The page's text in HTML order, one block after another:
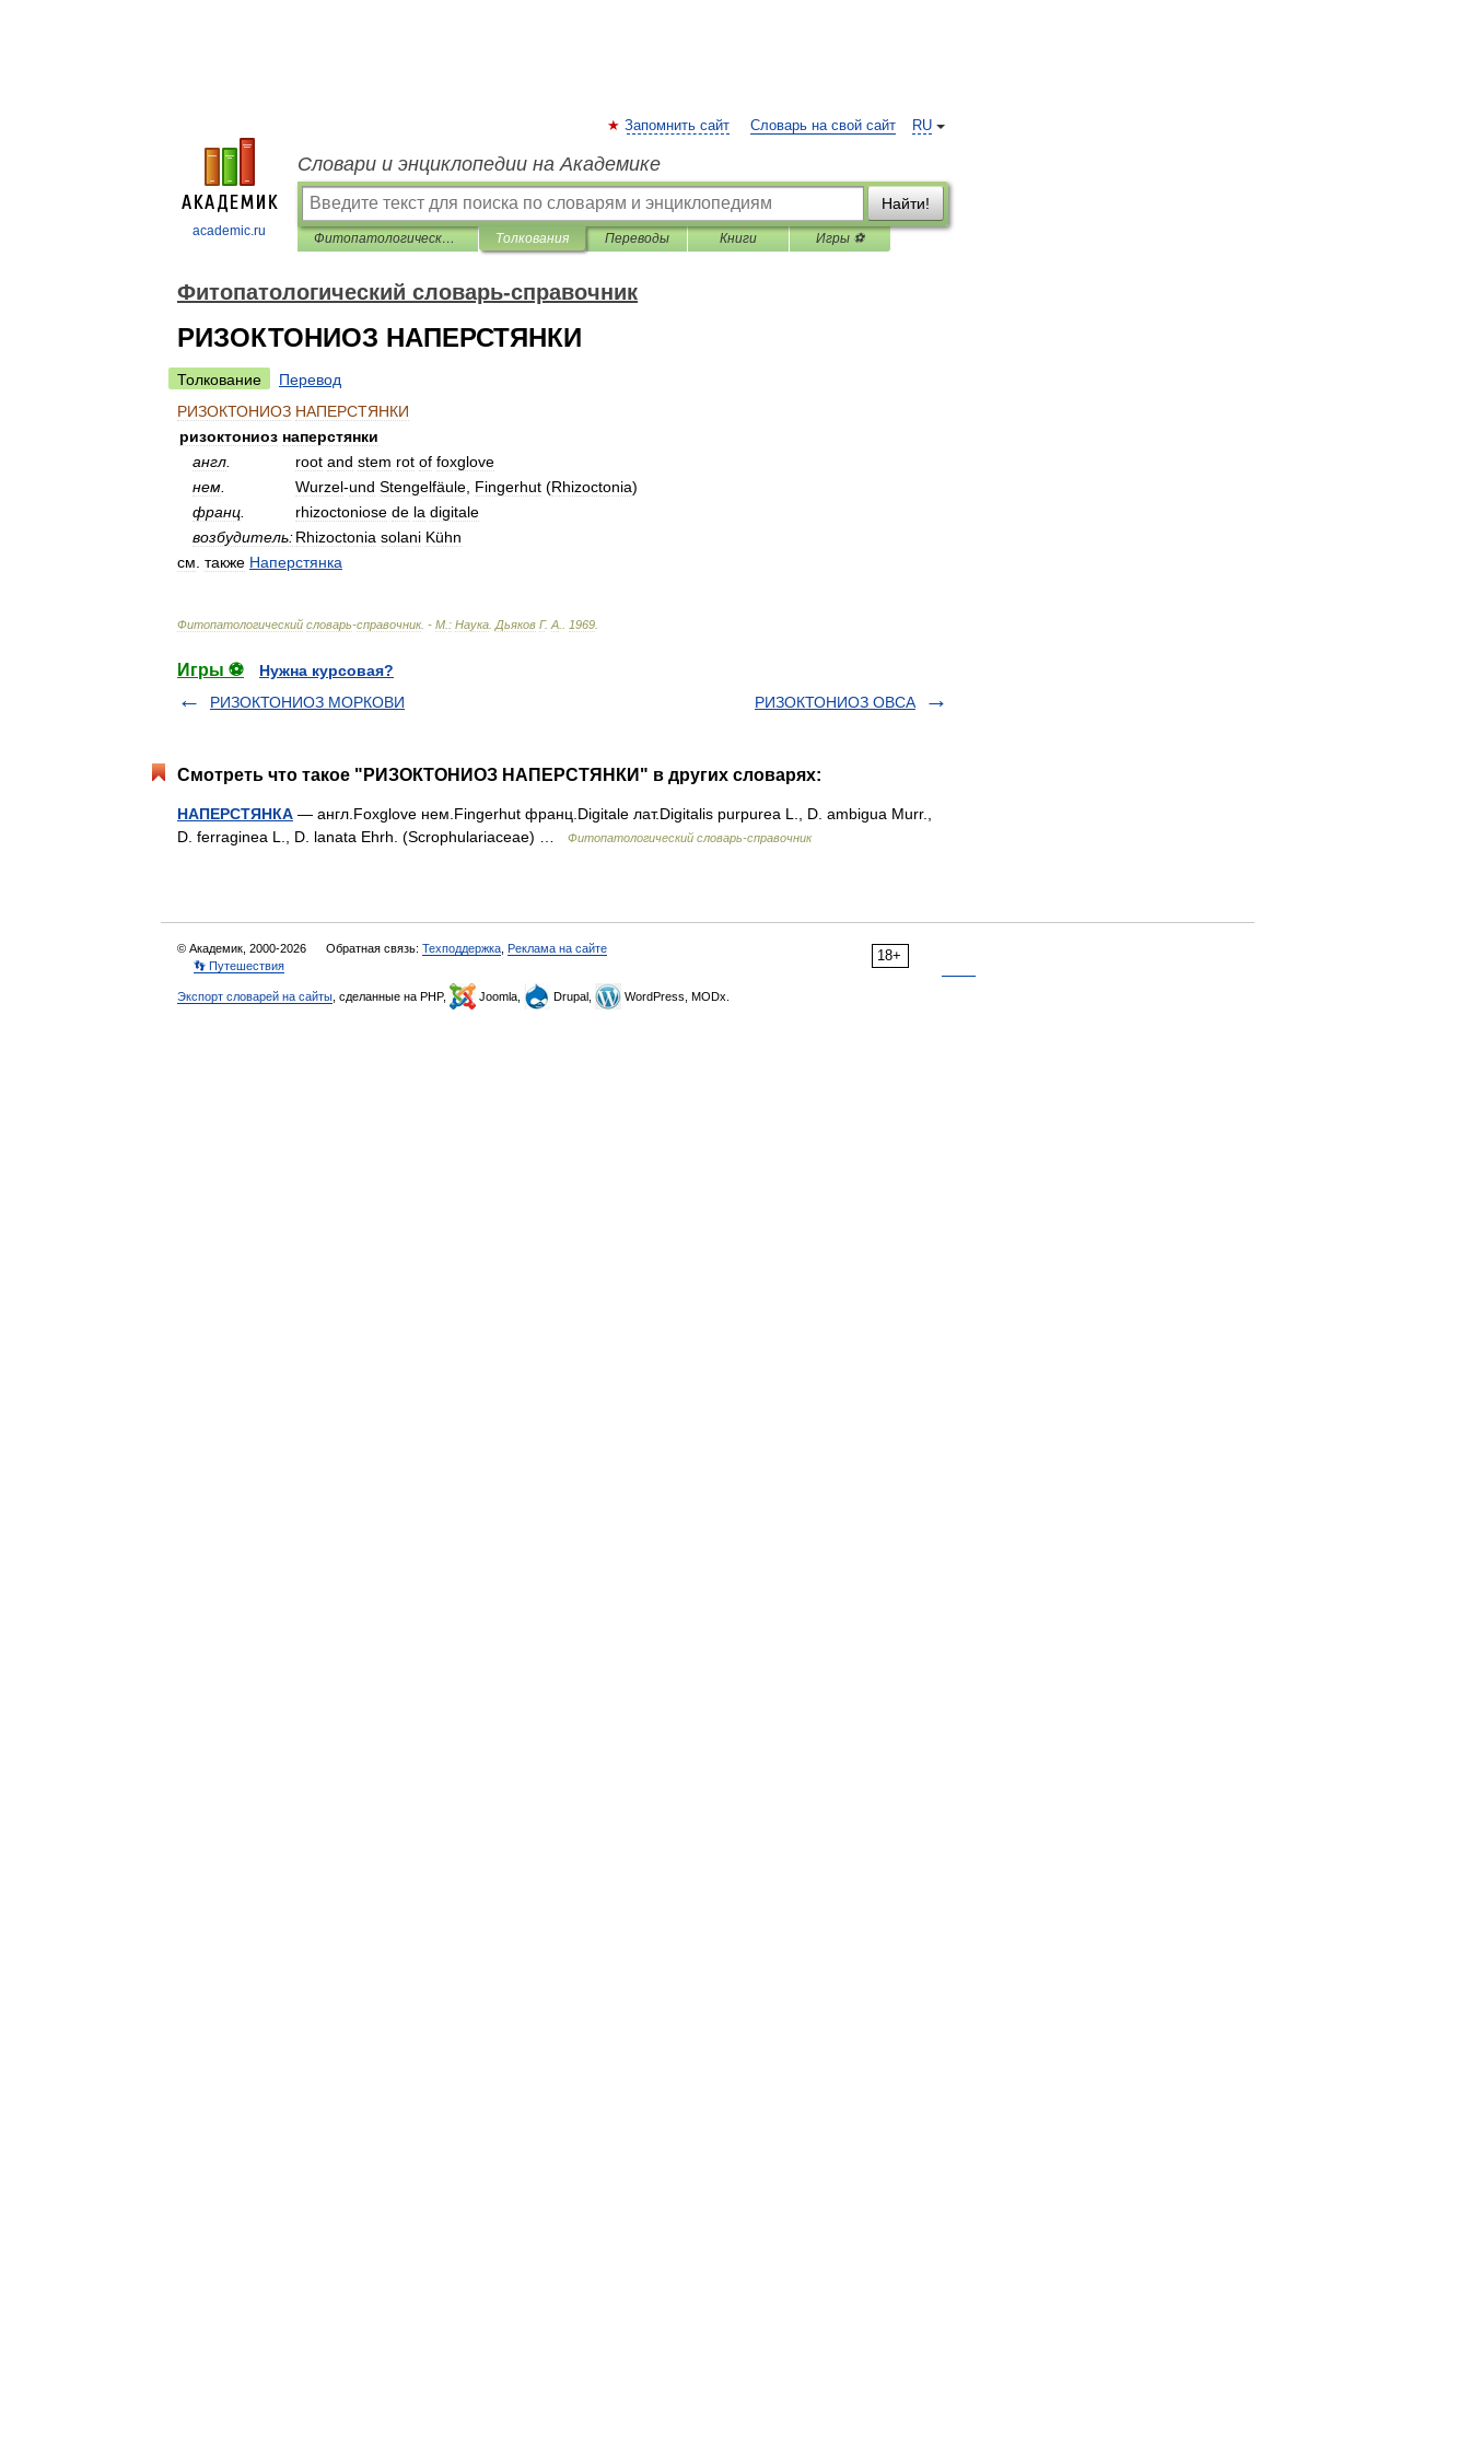
academic.ru
RU
Запомнить сайт Словарь на свой сайт
Словари и энциклопедии на Академике
Найти!
Фитопатологический словарь-справочник Толкования Переводы Книги Игры ⚽
Фитопатологический словарь-справочник
РИЗОКТОНИОЗ НАПЕРСТЯНКИ
Толкование
Перевод
РИЗОКТОНИОЗ НАПЕРСТЯНКИ
ризоктониоз наперстянки
англ
root and stem rot of foxglove
нем
Wurzel-und Stengelfäule Fingerhut (Rhizoctonia)
франц
rhizoctoniose de la digitale
возбудитель:Rhizoctonia solani Kühn
см также Наперстянка
Фитопатологический словарь-справочник. - М : Наука Дьяков Г. А 1969
Игры ⚽
Нужна курсовая?
РИЗОКТОНИОЗ МОРКОВИ
РИЗОКТОНИОЗ ОВСА
Смотреть что такое "РИЗОКТОНИОЗ НАПЕРСТЯНКИ" в других словарях:
НАПЕРСТЯНКА — англ.Foxglove нем.Fingerhut франц.Digitale лат.Digitalis purpurea L., D. ambigua Murr.,
D. ferraginea L., D. lanata Ehrh. (Scrophulariaceae) …
Фитопатологический словарь-справочник
18+
© Академик, 2000-2026 Обратная связь: Техподдержка Реклама на сайте
👣 Путешествия
Экспорт словарей на сайты , сделанные на PHP, Joomla, Drupal, WordPress, MODx.